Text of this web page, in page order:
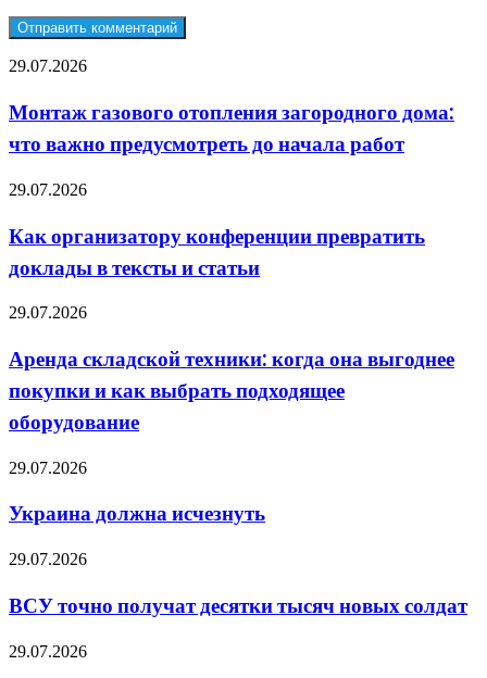
Монтаж
отопления
загородного
дома:
важно
предусмотреть
начала
работ
29.07.2026
Монтаж газового отопления загородного дома:
что важно предусмотреть до начала работ
Как
конференции
превратить
доклады
тексты
29.07.2026
Как организатору конференции превратить
доклады в тексты и статьи
Аренда
техники:
когда
она
покупки
как
подходящее
оборудование
29.07.2026
Аренда складской техники: когда она выгоднее
покупки и как выбрать подходящее
оборудование
Украина
исчезнуть
29.07.2026
Украина должна исчезнуть
ВСУ
получат
десятки
новых
29.07.2026
ВСУ точно получат десятки тысяч новых солдат
Хуситы
29.07.2026